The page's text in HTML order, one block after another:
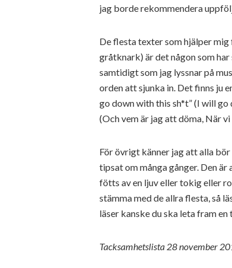
jag borde rekommendera
De flesta texter som hjälper
gråtknark) är det någon som
samtidigt som jag lyssnar på
orden att sjunka in. Det finns ju
go down with this sh*t” (I will
(Och vem är jag att döma, När
För övrigt känner jag att alla
tipsat om många gånger. Den
fötts av en ljuv eller tokig eller
stämma med de allra flesta, så
läser kanske du ska leta fram
Tacksamhetslista 28 november